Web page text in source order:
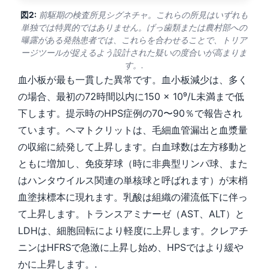
図2:前駆期の検査所見シグネチャ。これらの所見はいずれも
単独では特異的ではありません。げっ歯類または農村部への
曝露がある発熱患者では、これらを合わせることで、トリア
ージツールが捉えるよう設計された疑いの度合いが高まりま
す。.
血小板が最も一貫した異常です。血小板減少は、多く
の場合、最初の72時間以内に150 × 10⁹/L未満まで低
下します。提示時のHPS症例の70〜90％で報告され
ています。ヘマトクリットは、毛細血管漏出と血漿量
の収縮に続発して上昇します。白血球数は左方移動と
ともに増加し、免疫芽球（時に非典型リンパ球、また
はハンタウイルス関連の単核球と呼ばれます）が末梢
血塗抹標本に現れます。乳酸は組織の灌流低下に伴っ
て上昇します。トランスアミナーゼ（AST、ALT）と
LDHは、細胞回転により軽度に上昇します。クレアチ
ニンはHFRSで急激に上昇し始め、HPSではより緩や
かに上昇します。.